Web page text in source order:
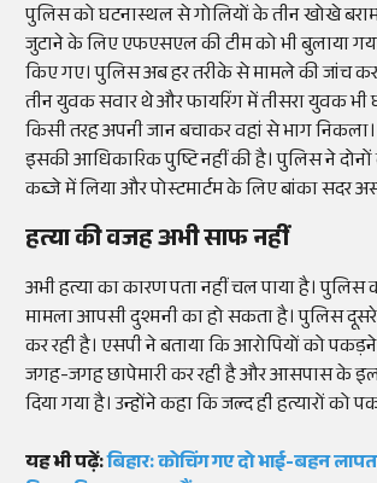
पुलिस को घटनास्थल से गोलियों के तीन खोखे
जुटाने के लिए एफएसएल की टीम को भी बुलाया
किए गए। पुलिस अब हर तरीके से मामले की जांच
तीन युवक सवार थे और फायरिंग में तीसरा युवक
किसी तरह अपनी जान बचाकर वहां से भाग
इसकी आधिकारिक पुष्टि नहीं की है। पुलिस ने
कब्जे में लिया और पोस्टमार्टम के लिए बांका सदर
हत्या की वजह अभी साफ नहीं
अभी हत्या का कारण पता नहीं चल पाया है।
मामला आपसी दुश्मनी का हो सकता है। पुलिस दूसरे
कर रही है। एसपी ने बताया कि आरोपियों को
जगह-जगह छापेमारी कर रही है और आसपास के
दिया गया है। उन्होंने कहा कि जल्द ही हत्यारों को
यह भी पढ़ें:बिहार: कोचिंग गए दो भाई-बहन